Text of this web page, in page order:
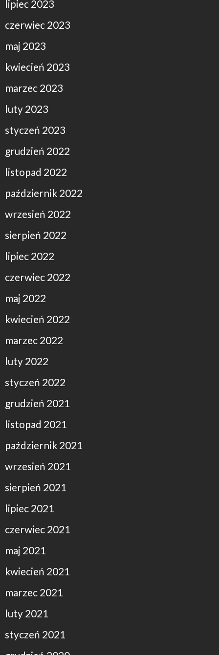
lipiec 2023
czerwiec 2023
maj 2023
kwiecień 2023
marzec 2023
luty 2023
styczeń 2023
grudzień 2022
listopad 2022
październik 2022
wrzesień 2022
sierpień 2022
lipiec 2022
czerwiec 2022
maj 2022
kwiecień 2022
marzec 2022
luty 2022
styczeń 2022
grudzień 2021
listopad 2021
październik 2021
wrzesień 2021
sierpień 2021
lipiec 2021
czerwiec 2021
maj 2021
kwiecień 2021
marzec 2021
luty 2021
styczeń 2021